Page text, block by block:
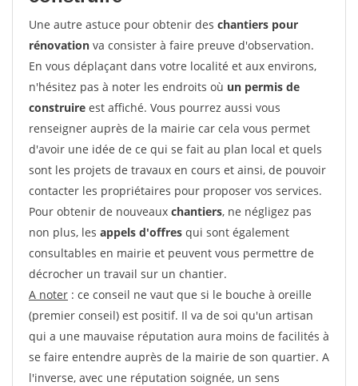
Une autre astuce pour obtenir des chantiers pour
rénovation va consister à faire preuve d'observation.
En vous déplaçant dans votre localité et aux environs,
n'hésitez pas à noter les endroits où un permis de
construire est affiché. Vous pourrez aussi vous
renseigner auprès de la mairie car cela vous permet
d'avoir une idée de ce qui se fait au plan local et quels
sont les projets de travaux en cours et ainsi, de pouvoir
contacter les propriétaires pour proposer vos services.
Pour obtenir de nouveaux chantiers, ne négligez pas
non plus, les appels d'offres qui sont également
consultables en mairie et peuvent vous permettre de
décrocher un travail sur un chantier.
A noter : ce conseil ne vaut que si le bouche à oreille
(premier conseil) est positif. Il va de soi qu'un artisan
qui a une mauvaise réputation aura moins de facilités à
se faire entendre auprès de la mairie de son quartier. A
l'inverse, avec une réputation soignée, un sens